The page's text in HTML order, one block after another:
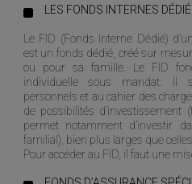
LES FONDS INTERNES
Le FID (Fonds Interne Dédié)
est un fonds dédié, créé sur
ou pour sa famille. Le FID
individuelle sous mandat. Il
personnels et au cahier des
de possibilités d’investissement
permet notamment d’investir
familial), bien plus larges que
Pour accéder au FID, il faut une